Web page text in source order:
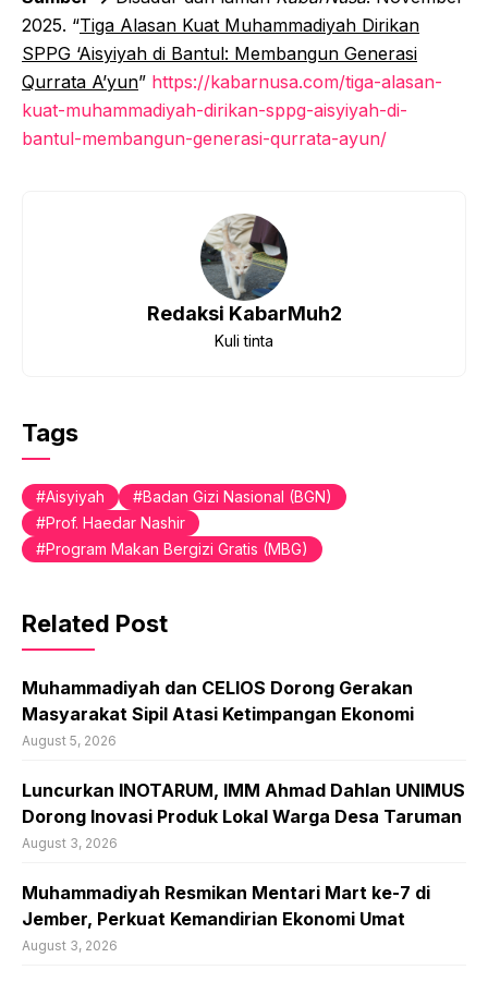
2025. “Tiga Alasan Kuat Muhammadiyah Dirikan
SPPG ‘Aisyiyah di Bantul: Membangun Generasi
Qurrata A’yun” https://kabarnusa.com/tiga-alasan-
kuat-muhammadiyah-dirikan-sppg-aisyiyah-di-
bantul-membangun-generasi-qurrata-ayun/
Redaksi KabarMuh2
Kuli tinta
Tags
Aisyiyah
Badan Gizi Nasional (BGN)
Prof. Haedar Nashir
Program Makan Bergizi Gratis (MBG)
Related Post
Muhammadiyah dan CELIOS Dorong Gerakan
Masyarakat Sipil Atasi Ketimpangan Ekonomi
August 5, 2026
Luncurkan INOTARUM, IMM Ahmad Dahlan UNIMUS
Dorong Inovasi Produk Lokal Warga Desa Taruman
August 3, 2026
Muhammadiyah Resmikan Mentari Mart ke-7 di
Jember, Perkuat Kemandirian Ekonomi Umat
August 3, 2026